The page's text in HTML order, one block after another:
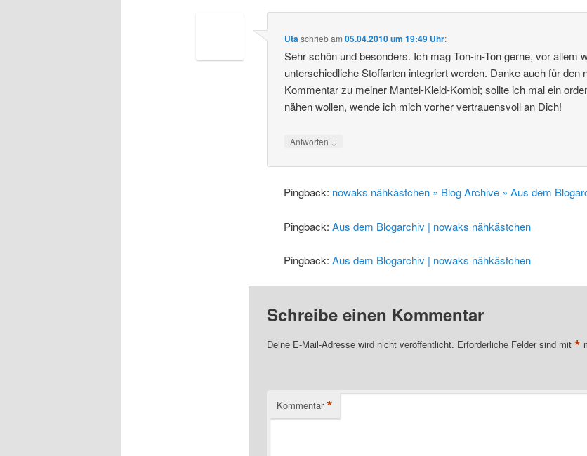
Utaschriebam05.04.2010 um 19:49 Uhr:
Sehr schön und besonders. Ich mag Ton-in-Ton gerne, vor allem
unterschiedliche Stoffarten integriert werden. Danke auch für den
Kommentar zu meiner Mantel-Kleid-Kombi; sollte ich mal ein
nähen wollen, wende ich mich vorher vertrauensvoll an Dich!
Antworten ↓
Pingback: nowaks nähkästchen » Blog Archive » Aus dem
Pingback:Aus dem Blogarchiv | nowaks nähkästchen
Pingback:Aus dem Blogarchiv | nowaks nähkästchen
Schreibe einen Kommentar
Deine E-Mail-Adresse wird nicht veröffentlicht. Erforderliche Felder sind mit *
Kommentar *